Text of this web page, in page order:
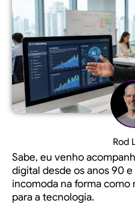
Rod
Sabe, eu venho
digital desde os anos 90
incomoda na forma como
para a tecnologia.